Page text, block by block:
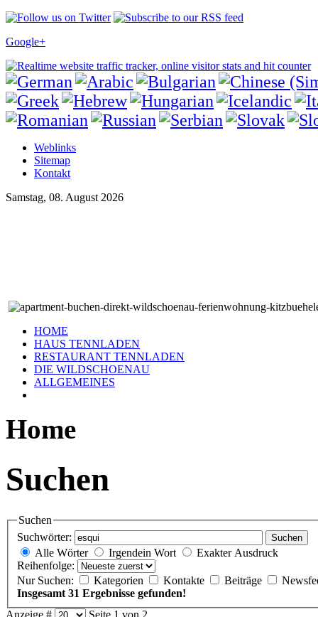
Google+
Weblinks
Sitemap
Kontakt
Samstag, 08. August 2026
HOME
HAUS TENNLADEN
RESTAURANT TENNLADEN
DIE WILDSCHOENAU
ALLGEMEINES
Home
Suchen
Suchen
Suchwörter:
Suchen
Alle Wörter Irgendein Wort
Exakter Ausdruck
Reihenfolge:
Nur Suchen:
Kategorien Kontakte Beiträge
Insgesamt 31 Ergebnisse gefunden!